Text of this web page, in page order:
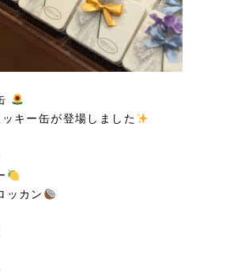
キー缶が登場しました
ッカン